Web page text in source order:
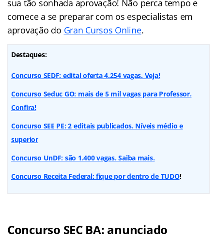
sua tão sonhada aprovação! Não perca tempo e
comece a se preparar com os especialistas em
aprovação do Gran Cursos Online.
Destaques:
Concurso SEDF: edital oferta 4.254 vagas. Veja!
Concurso Seduc GO: mais de 5 mil vagas para Professor.
Confira!
Concurso SEE PE: 2 editais publicados. Níveis médio e
superior
Concurso UnDF: são 1.400 vagas. Saiba mais.
Concurso Receita Federal: fique por dentro de TUDO!
Concurso SEC BA: anunciado